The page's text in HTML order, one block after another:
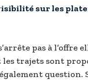
sur les
pas à l’offre
trajets sont
question.